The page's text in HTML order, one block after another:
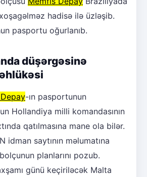
hadisə ilə üzləşib.
pasportu oğurlanıb.
düşərgəsinə
-ın pasportunun
Hollandiya milli komandasının
qatılmasına mane ola bilər.
idman saytının məlumatına
planlarını pozub.
günü keçiriləcək Malta